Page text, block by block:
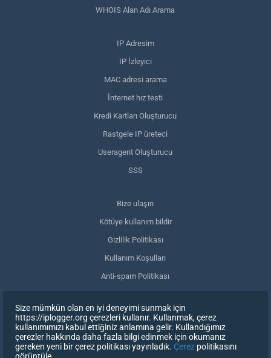
WHOIS Alan Adı Arama
IP Adresim
IP İzleyici
MAC adresi arama
İnternet hız testi
Kredi Kartları Oluşturucu
Rastgele IP üreteci
Useragent Oluşturucu
SSS
Bize ulaşın
Kötüye kullanım bildir
Gizlilik Politikası
Kullanım Koşulları
Anti-spam Politikası
Verilerimi sil
Onayınızı geri çekin
Size mümkün olan en iyi deneyimi sunmak için
https://iplogger.org çerezleri kullanır. Kullanmak, çerez
kullanımımızı kabul ettiğiniz anlamına gelir. Kullandığımız
çerezler hakkında daha fazla bilgi edinmek için okumanız
gereken yeni bir çerez politikası yayınladık. Çerez politikasını